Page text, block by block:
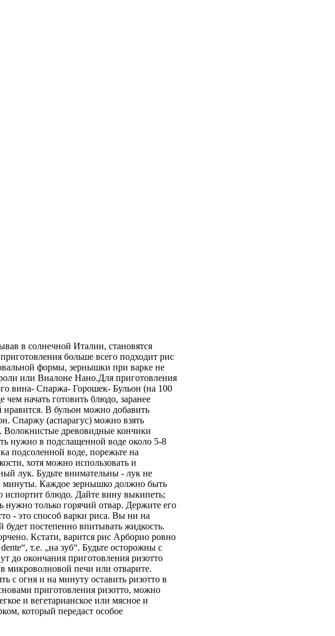
в солнечной Италии, становятся
больше всего подходит рис
формы, зернышки при варке не
или Виалоне Нано.Для приготовления
вина- Спаржа- Горошек- Бульон (на 100
начать готовить блюдо, заранее
В бульон можно добавить
Спаржу (аспарагус) можно взять
древовидные кончики
нужно в подслащенной воде около 5-8
подсоленной воде, порежьте на
хотя можно использовать и
лук. Будьте внимательны - лук не
1 минуты. Каждое зернышко должно быть
испортит блюдо. Дайте вину выкипеть;
нужно только горячий отвар. Держите его
- это способ варки риса. Вы ни на
постепенно впитывать жидкость.
Кстати, варится рис Арборио ровно
т.е. „на зуб“. Будьте осторожны с
до окончания приготовления ризотто
микроволновой печи или отварите.
с огня и на минуту оставить ризотто в
приготовления ризотто, можно
и вегетарианское или мясное и
который передаст особое